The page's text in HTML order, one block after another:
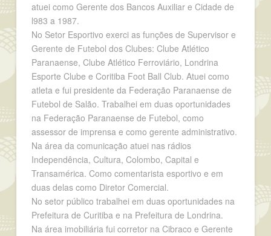
atuei como Gerente dos Bancos Auxiliar e Cidade de
l983 a 1987.
No Setor Esportivo exerci as funções de Supervisor e
Gerente de Futebol dos Clubes: Clube Atlético
Paranaense, Clube Atlético Ferroviário, Londrina
Esporte Clube e Coritiba Foot Ball Club. Atuei como
atleta e fui presidente da Federação Paranaense de
Futebol de Salão. Trabalhei em duas oportunidades
na Federação Paranaense de Futebol, como
assessor de imprensa e como gerente administrativo.
Na área da comunicação atuei nas rádios
Independência, Cultura, Colombo, Capital e
Transamérica. Como comentarista esportivo e em
duas delas como Diretor Comercial.
No setor público trabalhei em duas oportunidades na
Prefeitura de Curitiba e na Prefeitura de Londrina.
Na área imobiliária fui corretor na Cibraco e Gerente